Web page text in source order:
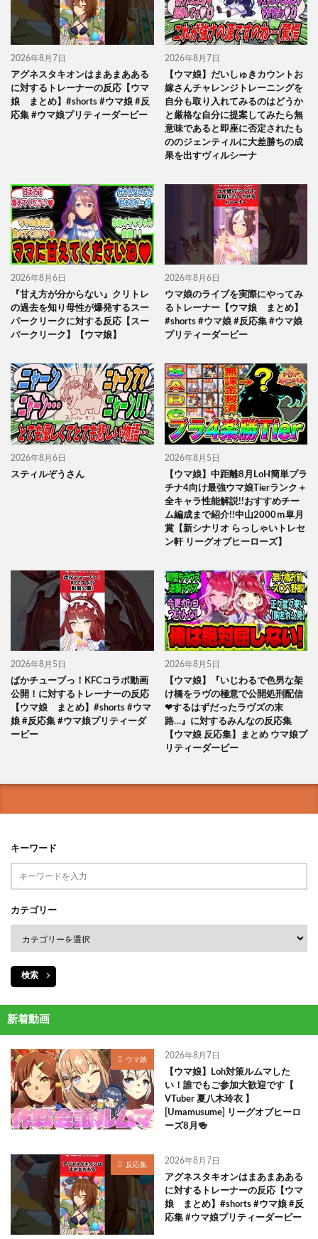
2026年8月7日
アグネスタキオンはまあまあある
に対するトレーナーの反応【ウマ
娘 まとめ】#shorts #ウマ娘 #反
応集 #ウマ娘プリティーダービー
2026年8月7日
【ウマ娘】だいしゅきカウントお
嫁さんチャレンジトレーニングを
自分も取り入れてみるのはどうか
と厳格な自分に提案してみたら無
意味であると即座に否定されたも
ののジェンティルに大差勝ちの成
果を出すヴィルシーナ
2026年8月6日
『甘え方が分からない』クリトレ
の過去を知り母性が爆発するスー
パークリークに対する反応【スー
パークリーク】【ウマ娘】
2026年8月6日
ウマ娘のライブを実際にやってみ
るトレーナー【ウマ娘 まとめ】
#shorts #ウマ娘 #反応集 #ウマ娘
プリティーダービー
2026年8月6日
スティルぞうさん
2026年8月5日
【ウマ娘】中距離8月LoH簡単プラ
チナ4向け最強ウマ娘Tierランク＋
全キャラ性能解説!!おすすめチー
ム編成まで紹介!!中山2000ｍ皐月
賞【新シナリオ らっしゃいトレセ
ン軒 リーグオブヒーローズ】
2026年8月5日
ぱかチューブっ！KFCコラボ動画
公開！に対するトレーナーの反応
【ウマ娘 まとめ】#shorts #ウマ
娘 #反応集 #ウマ娘プリティーダ
ービー
2026年8月5日
【ウマ娘】『いじわるで色男な架
け橋をラヴの極意で公開処刑配信
❤するはずだったラヴズの末
路…』に対するみんなの反応集
【ウマ娘 反応集】まとめ ウマ娘プ
リティーダービー
キーワード
カテゴリー
検索
新着動画
ウマ娘 2026年8月7日
【ウマ娘】Loh対策ルムマした
い！誰でもご参加大歓迎です【
VTuber 夏八木玲衣 】
[Umamusume] リーグオブヒーロ
ーズ8月🍻
反応集 2026年8月7日
アグネスタキオンはまあまあある
に対するトレーナーの反応【ウマ
娘 まとめ】#shorts #ウマ娘 #反
応集 #ウマ娘プリティーダービー